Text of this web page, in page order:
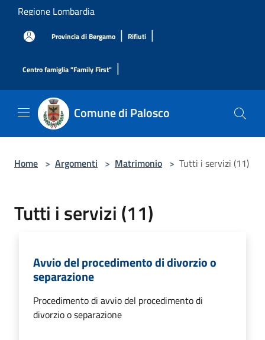
Salta al contenuto principale
Regione Lombardia
Provincia di Bergamo | Rifiuti |
Centro famiglia "Family First" |
Comune di Palosco
Home > Argomenti > Matrimonio > Tutti i servizi (11)
Tutti i servizi (11)
Avvio del procedimento di divorzio o
separazione
Procedimento di avvio del procedimento di
divorzio o separazione